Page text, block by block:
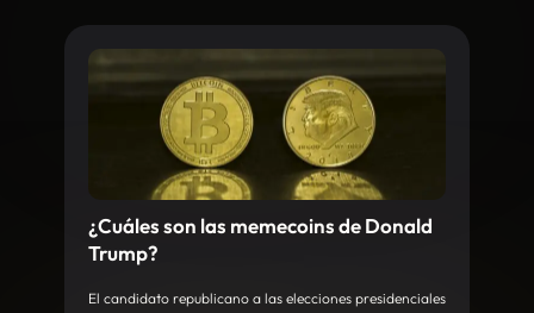
¿Cuáles son las memecoins de Donald
Trump?
El candidato republicano a las elecciones presidenciales